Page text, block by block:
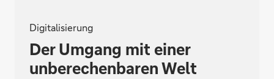
Digitalisierung
Der Umgang mit einer
unberechenbaren Welt